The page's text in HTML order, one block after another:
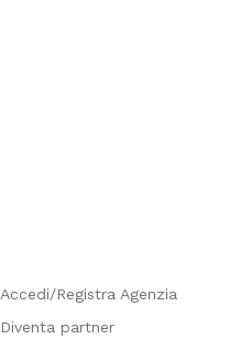
Accedi/Registra Agenzia
Diventa partner